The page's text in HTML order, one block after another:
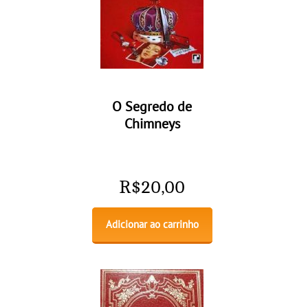
O Segredo de
Chimneys
R$20,00
Adicionar ao carrinho